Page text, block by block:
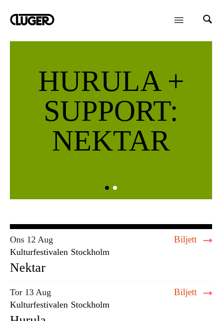
HURULA +
SUPPORT:
NEKTAR
Ons 12 Aug
Kulturfestivalen Stockholm
Biljett
Nektar
Tor 13 Aug
Kulturfestivalen Stockholm
Biljett